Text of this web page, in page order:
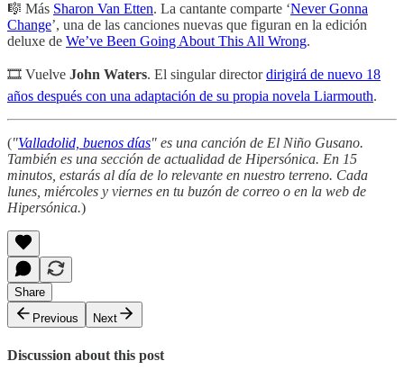
🎼 Más Sharon Van Etten. La cantante comparte ‘Never Gonna
Change’, una de las canciones nuevas que figuran en la edición
deluxe de We’ve Been Going About This All Wrong.
🎞 Vuelve John Waters. El singular directordirigirá de nuevo 18
años después con una adaptación de su propia novela Liarmouth.
("Valladolid, buenos días" es una canción de El Niño Gusano.
También es una sección de actualidad de Hipersónica. En 15
minutos, estarás al día de lo relevante en nuestro terreno. Cada
lunes, miércoles y viernes en tu buzón de correo o en la web de
Hipersónica.)
Share
Previous
Next
Discussion about this post